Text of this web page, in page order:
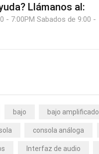
Llámanos al:
- 7:00PM Sabados de 9:00 -
bajo bajo amplificado
consola análoga
Interfaz de audio